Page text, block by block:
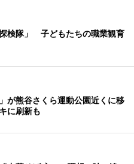
検隊」 子どもたちの職業観育
が熊谷さくら運動公園近くに移
に刷新も